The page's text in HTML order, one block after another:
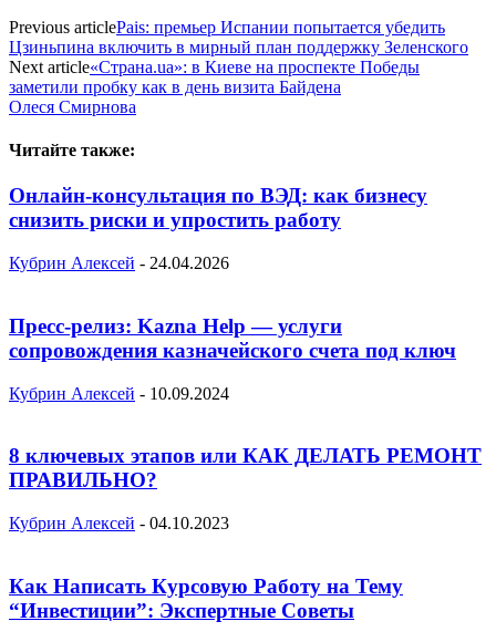
Previous articlePais: премьер Испании попытается убедить
Цзиньпина включить в мирный план поддержку Зеленского
Next article«Страна.ua»: в Киеве на проспекте Победы
заметили пробку как в день визита Байдена
Олеся Смирнова
Читайте также:
Онлайн-консультация по ВЭД: как бизнесу
снизить риски и упростить работу
Кубрин Алексей - 24.04.2026
Пресс-релиз: Kazna Help — услуги
сопровождения казначейского счета под ключ
Кубрин Алексей - 10.09.2024
8 ключевых этапов или КАК ДЕЛАТЬ РЕМОНТ
ПРАВИЛЬНО?
Кубрин Алексей - 04.10.2023
Как Написать Курсовую Работу на Тему
“Инвестиции”: Экспертные Советы